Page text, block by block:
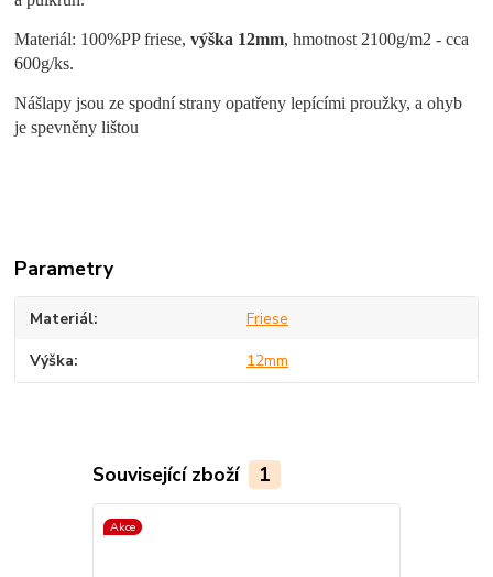
Materiál: 100%PP friese,výška 12mm, hmotnost 2100g/m2 - cca
600g/ks.
Nášlapy jsou ze spodní strany opatřeny lepícími proužky, a ohyb
je spevněny lištou
Parametry
Materiál Friese
Výška 12mm
Související zboží 1
Akce